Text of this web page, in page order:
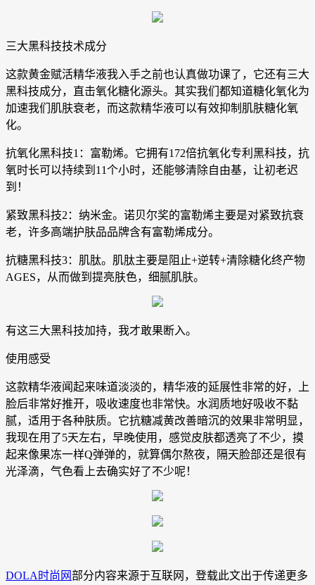
三大黑科技技术成分
这款黄金赋活精华液我入手之前也认真做功课了，它还有三大
黑科技成分，直击氧化糖化源头。其实我们都知道糖化氧化为
加速我们肌肤衰老，而这款精华液可以有效抑制肌肤糖化氧
化。
抗氧化黑科技1：富勒烯。它拥有172倍抗氧化专利黑科技，抗
氧时长可以持续到11个小时，还能够清除自由基，让初老迟
到！
紧致黑科技2：纳米金。诺贝尔奖的富勒烯主要是对紧致抗衰
老，许多高端护肤品品牌含有富勒烯成分。
抗糖黑科技3：肌肽。肌肽主要是阻止+逆转+清除糖化终产物
AGES，从而做到提亮肤色，细腻肌肤。
有这三大黑科技加持，我才敢果断入。
使用感受
这款精华液闻起来味道淡淡的，精华液的延展性非常的好，上
脸后非常好推开，吸收速度也非常快。水润质地好吸收不黏
腻，适用于各种肤质。它抗糖减黄改善暗沉的效果非常明显，
我现在用了5天左右，早晚使用，感觉皮肤都透亮了不少，摸
起来像果冻一样Q弹弹的，就算偶尔熬夜，隔天脸部还是很有
光泽滴，气色看上去确实好了不少呢！
DOLA时尚网部分内容来源于互联网，登载此文出于传递更多